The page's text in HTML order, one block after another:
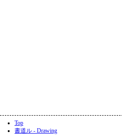
Top
書道ル - Drawing